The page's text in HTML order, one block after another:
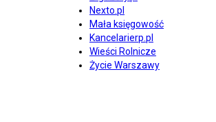
Nexto.pl
Mała księgowość
Kancelarierp.pl
Wieści Rolnicze
Życie Warszawy